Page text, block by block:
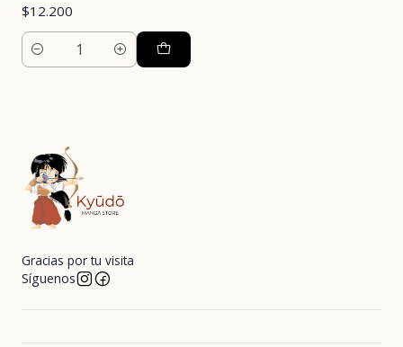
$12.200
Cantidad
Gracias por tu visita
Síguenos